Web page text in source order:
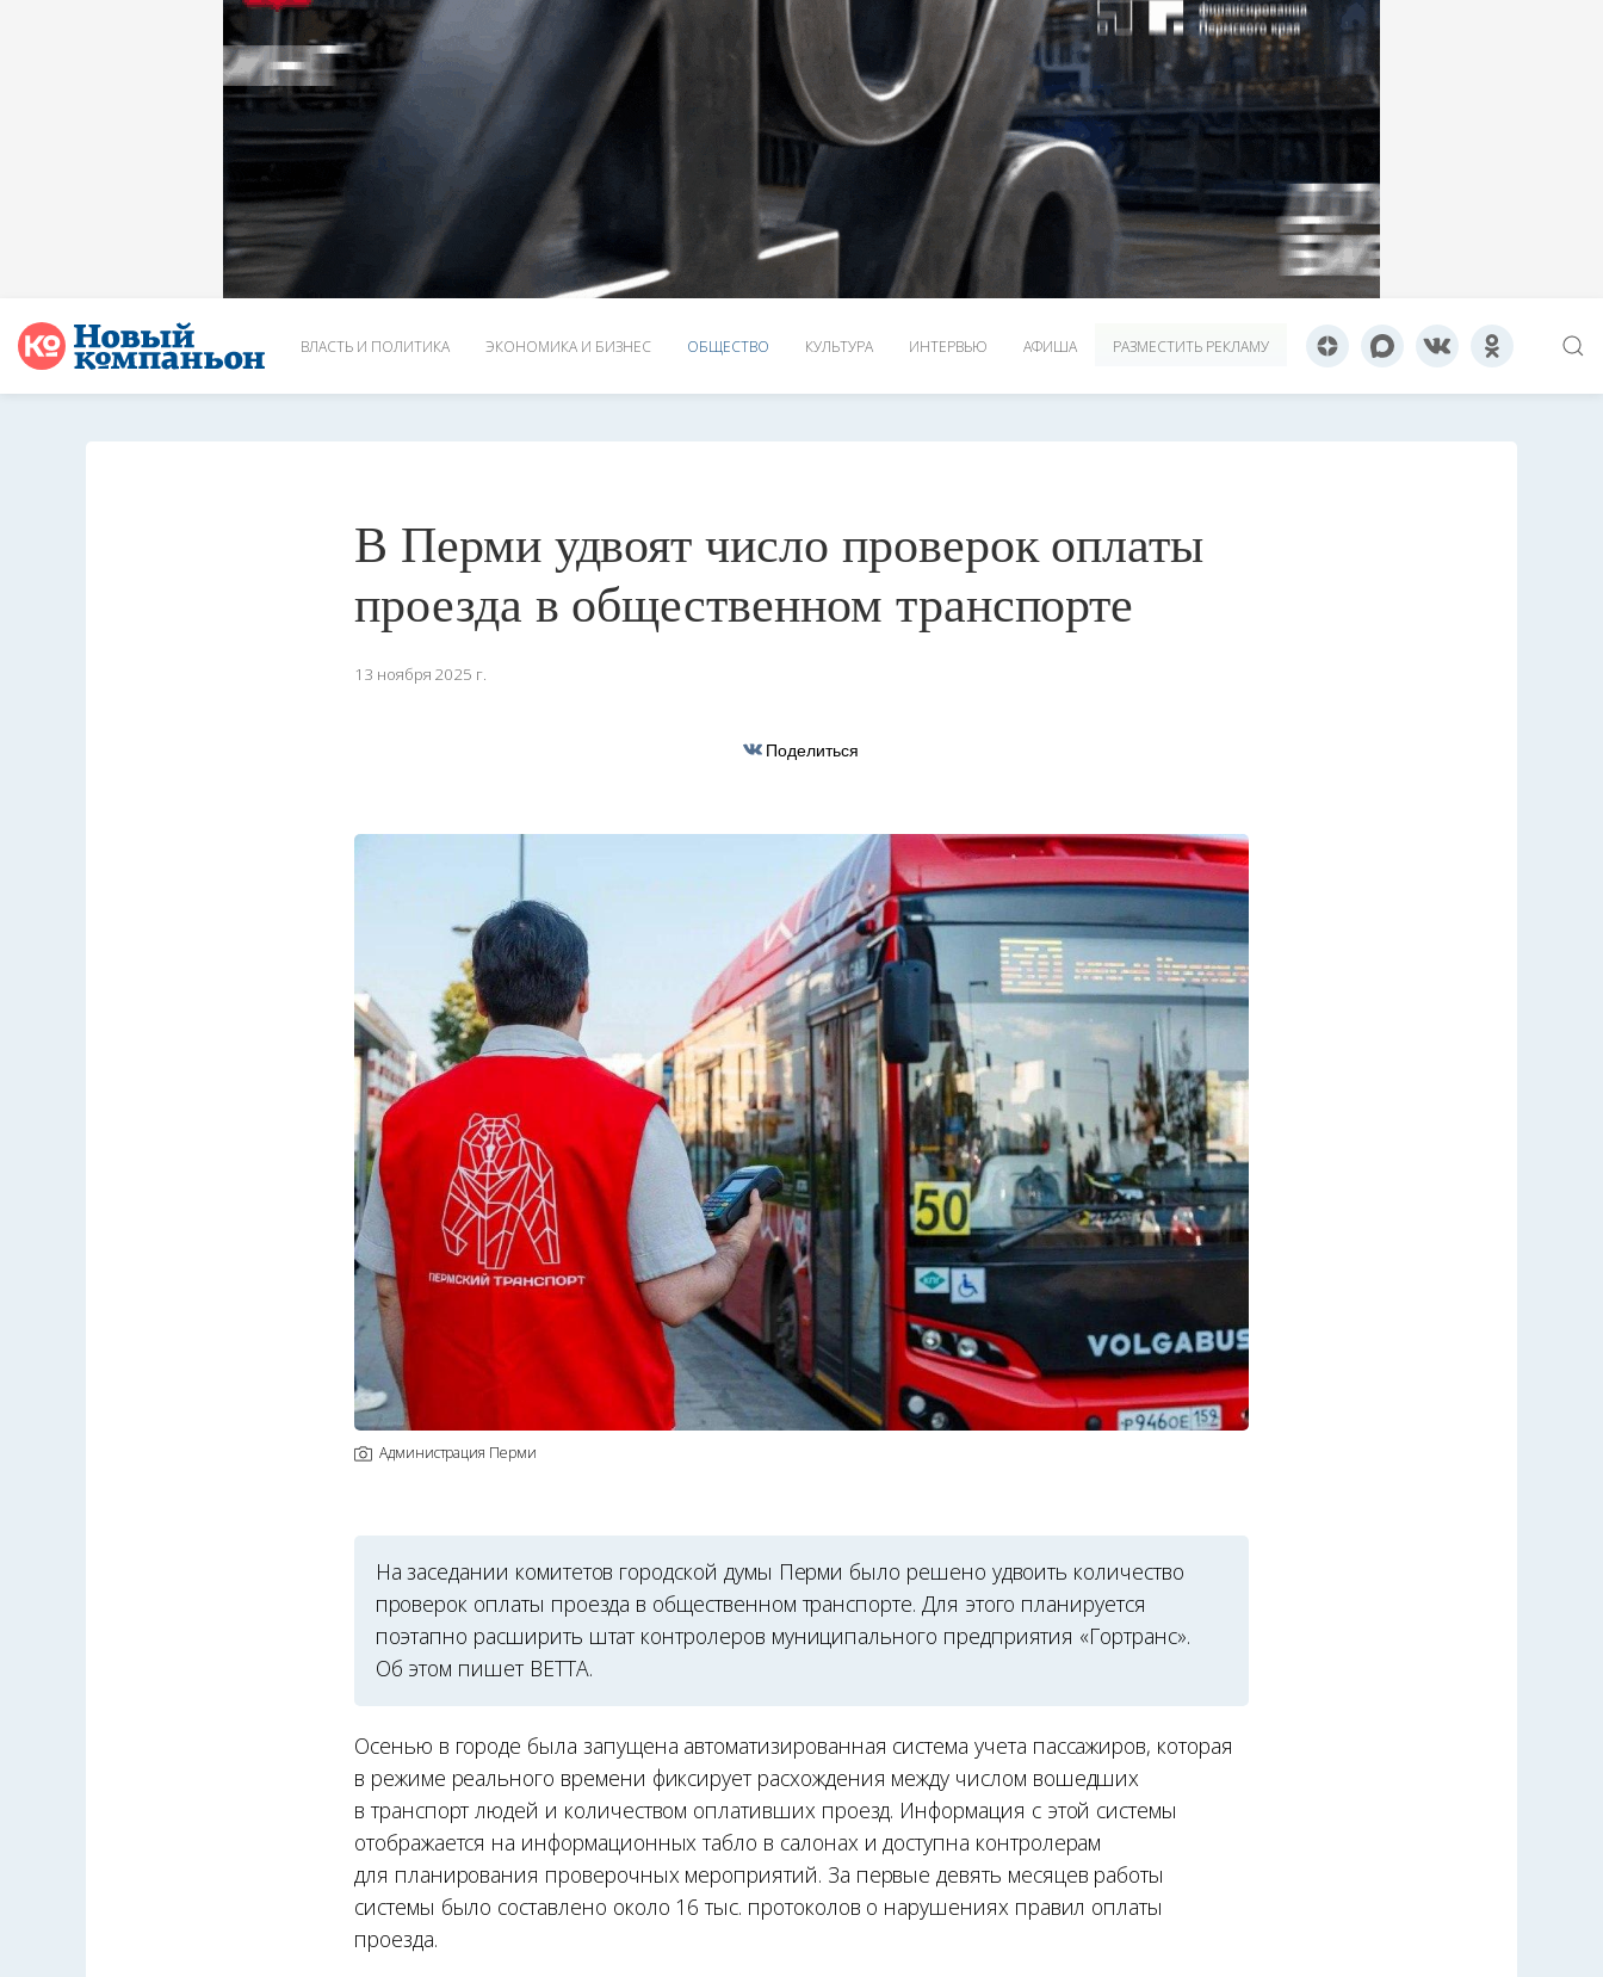
ВЛАСТЬ И ПОЛИТИКА ЭКОНОМИКА И БИЗНЕС ОБЩЕСТВО КУЛЬТУРА ИНТЕРВЬЮ АФИША РАЗМЕСТИТЬ РЕКЛАМУ
В Перми удвоят число проверок оплаты
проезда в общественном транспорте
13 ноября 2025 г.
Поделиться
Администрация Перми
На заседании комитетов городской думы Перми было решено удвоить количество
проверок оплаты проезда в общественном транспорте. Для этого планируется
поэтапно расширить штат контролеров муниципального предприятия «Гортранс».
Об этом пишет ВЕТТА.
Осенью в городе была запущена автоматизированная система учета пассажиров, которая
в режиме реального времени фиксирует расхождения между числом вошедших
в транспорт людей и количеством оплативших проезд. Информация с этой системы
отображается на информационных табло в салонах и доступна контролерам
для планирования проверочных мероприятий. За первые девять месяцев работы
системы было составлено около 16 тыс. протоколов о нарушениях правил оплаты
проезда.